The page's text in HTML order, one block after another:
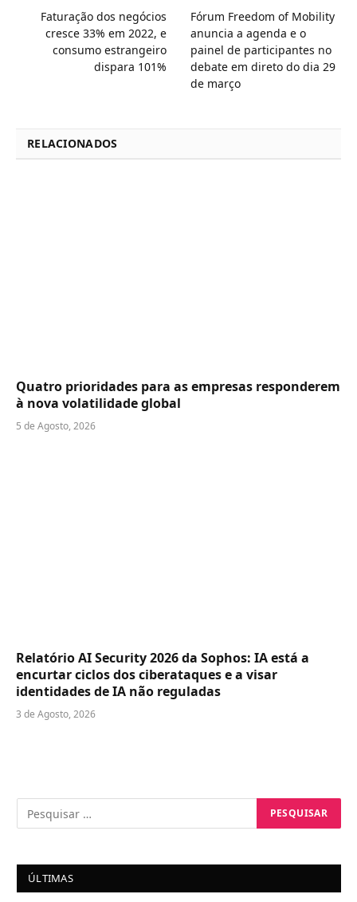
Faturação dos negócios
cresce 33% em 2022, e
consumo estrangeiro
dispara 101%
Fórum Freedom of Mobility
anuncia a agenda e o
painel de participantes no
debate em direto do dia 29
de março
RELACIONADOS
Quatro prioridades para as empresas responderem
à nova volatilidade global
5 de Agosto, 2026
Relatório AI Security 2026 da Sophos: IA está a
encurtar ciclos dos ciberataques e a visar
identidades de IA não reguladas
3 de Agosto, 2026
ÚLTIMAS